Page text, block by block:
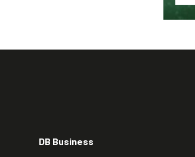
DB Business